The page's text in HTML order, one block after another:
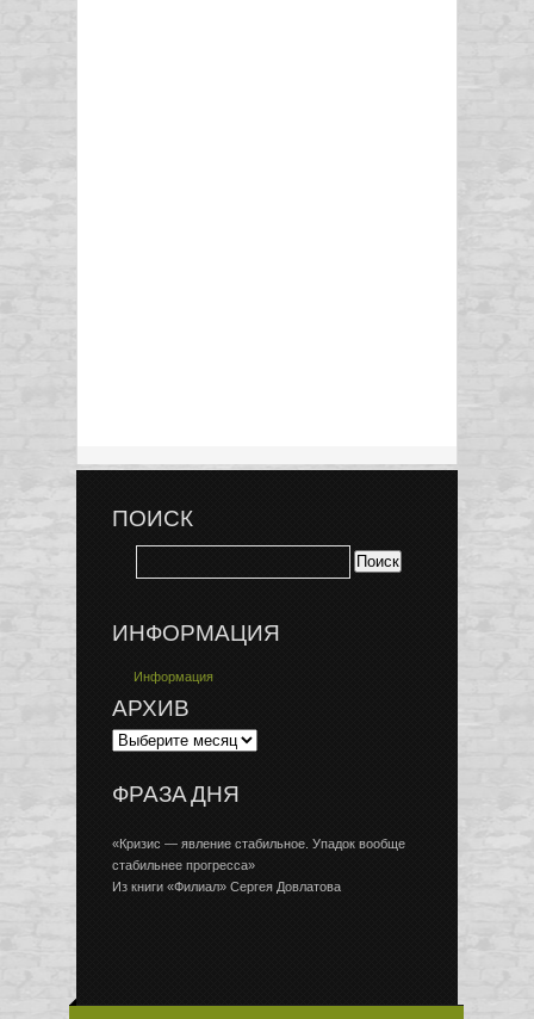
ПОИСК
ИНФОРМАЦИЯ
Информация
АРХИВ
ФРАЗА ДНЯ
«Кризис — явление стабильное. Упадок вообще
стабильнее прогресса»
Из книги «Филиал» Сергея Довлатова